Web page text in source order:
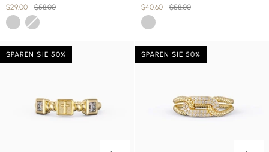
$29.00 $58.00
Gold Silber
mit
Höhen
Tiefen
$40.60 $58.00
Gold
SPAREN SIE 50% SPAREN SIE 50%